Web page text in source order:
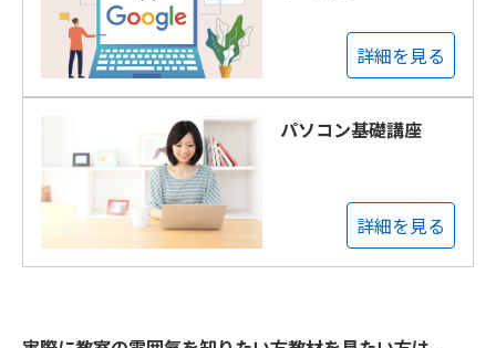
詳細を見る
パソコン基礎講座
詳細を見る